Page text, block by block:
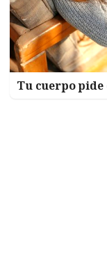
Tu cuerpo pide